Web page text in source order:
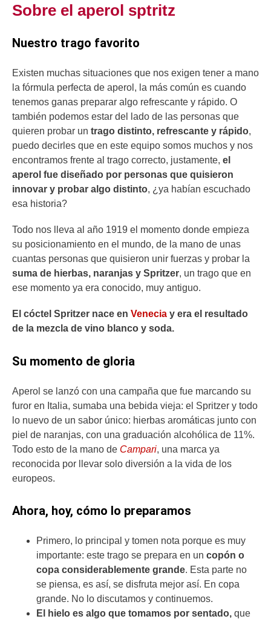
Sobre el aperol sptritz
Nuestro trago favorito
Existen muchas situaciones que nos exigen tener a mano
la fórmula perfecta de aperol, la más común es cuando
tenemos ganas preparar algo refrescante y rápido. O
también podemos estar del lado de las personas que
quieren probar un trago distinto, refrescante y rápido,
puedo decirles que en este equipo somos muchos y nos
encontramos frente al trago correcto, justamente, el
aperol fue diseñado por personas que quisieron
innovar y probar algo distinto, ¿ya habían escuchado
esa historia?
Todo nos lleva al año 1919 el momento donde empieza
su posicionamiento en el mundo, de la mano de unas
cuantas personas que quisieron unir fuerzas y probar la
suma de hierbas, naranjas y Spritzer, un trago que en
ese momento ya era conocido, muy antiguo.
El cóctel Spritzer nace en Venecia y era el resultado
de la mezcla de vino blanco y soda.
Su momento de gloria
Aperol se lanzó con una campaña que fue marcando su
furor en Italia, sumaba una bebida vieja: el Spritzer y todo
lo nuevo de un sabor único: hierbas aromáticas junto con
piel de naranjas, con una graduación alcohólica de 11%.
Todo esto de la mano de Campari, una marca ya
reconocida por llevar solo diversión a la vida de los
europeos.
Ahora, hoy, cómo lo preparamos
Primero, lo principal y tomen nota porque es muy
importante: este trago se prepara en un copón o
copa considerablemente grande. Esta parte no
se piensa, es así, se disfruta mejor así. En copa
grande. No lo discutamos y continuemos.
El hielo es algo que tomamos por sentado, que